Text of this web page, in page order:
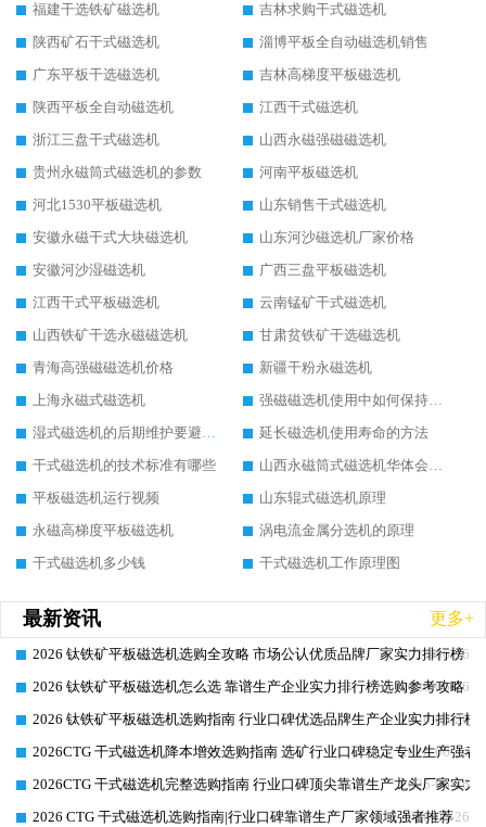
福建干选铁矿磁选机
吉林求购干式磁选机
陕西矿石干式磁选机
淄博平板全自动磁选机销售
广东平板干选磁选机
吉林高梯度平板磁选机
陕西平板全自动磁选机
江西干式磁选机
浙江三盘干式磁选机
山西永磁强磁磁选机
贵州永磁筒式磁选机的参数
河南平板磁选机
河北1530平板磁选机
山东销售干式磁选机
安徽永磁干式大块磁选机
山东河沙磁选机厂家价格
安徽河沙湿磁选机
广西三盘平板磁选机
江西干式平板磁选机
云南锰矿干式磁选机
山西铁矿干选永磁磁选机
甘肃贫铁矿干选磁选机
青海高强磁磁选机价格
新疆干粉永磁选机
上海永磁式磁选机
强磁磁选机使用中如何保持其顺畅运行
湿式磁选机的后期维护要避开哪些坑
延长磁选机使用寿命的方法
干式磁选机的技术标准有哪些
山西永磁筒式磁选机华体会手机网页版-华体会(中国)
平板磁选机运行视频
山东辊式磁选机原理
永磁高梯度平板磁选机
涡电流金属分选机的原理
干式磁选机多少钱
干式磁选机工作原理图
最新资讯 更多+
2026-06-26
2026 钛铁矿平板磁选机选购全攻略 市场公认优质品牌厂家实力排行榜
2026-06-26
2026 钛铁矿平板磁选机怎么选 靠谱生产企业实力排行榜选购参考攻略
2026-06-26
2026 钛铁矿平板磁选机选购指南 行业口碑优选品牌生产企业实力排行榜
2026-06-26
2026CTG 干式磁选机降本增效选购指南 选矿行业口碑稳定专业生产强者
2026-06-26
2026CTG 干式磁选机完整选购指南 行业口碑顶尖靠谱生产龙头厂家实力
2026-06-26
2026 CTG 干式磁选机选购指南|行业口碑靠谱生产厂家领域强者推荐